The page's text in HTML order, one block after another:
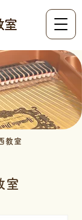
教室
室